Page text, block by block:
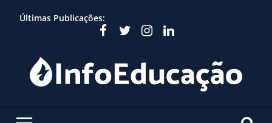
Últimas Publicações: